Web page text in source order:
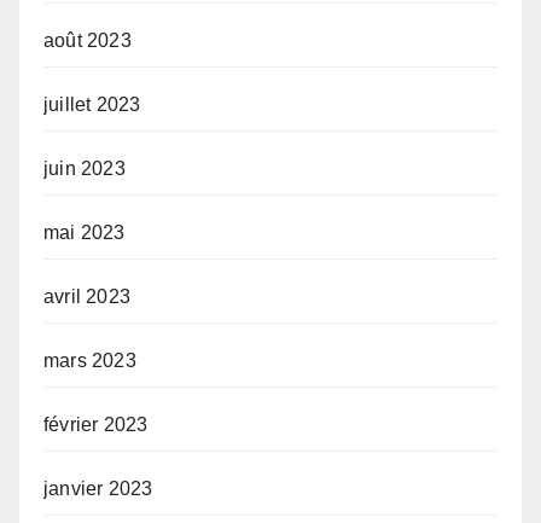
août 2023
juillet 2023
juin 2023
mai 2023
avril 2023
mars 2023
février 2023
janvier 2023